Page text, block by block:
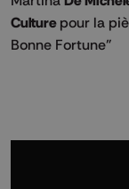
Culture pour la
Bonne Fortune"